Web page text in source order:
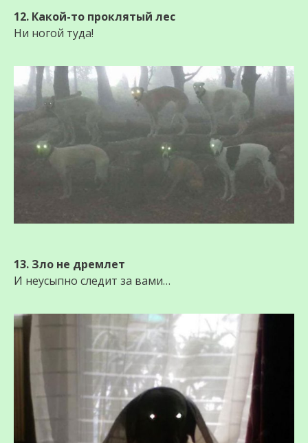
12. Какой-то проклятый лес
Ни ногой туда!
13. Зло не дремлет
И неусыпно следит за вами…